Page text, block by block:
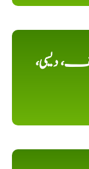
دیسی،